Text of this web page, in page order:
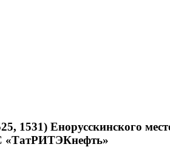
1531) Енорусскинского
«ТатРИТЭКнефть»